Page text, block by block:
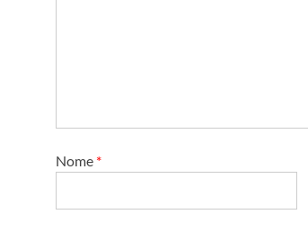
l
Nome *